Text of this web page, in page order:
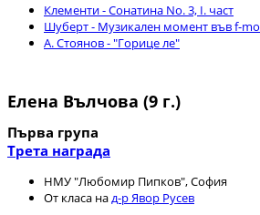
Клементи - Сонатина No. 3, I. част
Шуберт - Музикален момент във f-
А. Стоянов - "Горице ле"
Елена Вълчова (9 г.)
Първа група
Трета награда
НМУ "Любомир Пипков", София
От класа над-р Явор Русев